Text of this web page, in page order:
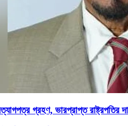
গ্রহণ, ভারপ্রাপ্ত রাষ্ট্রপতির